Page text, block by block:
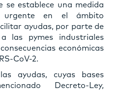
se establece una medida
urgente en el ámbito
ayudas, por parte de
las pymes industriales
económicas
CoV-2.
ayudas, cuyas bases
Decreto-Ley,